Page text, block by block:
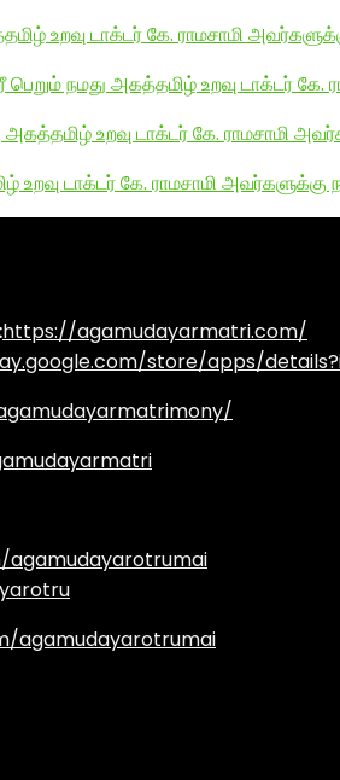
உறவு டாக்டர் கே. ராமசாமி
நமது அகத்தமிழ் உறவு டாக்டர் கே.
உறவு டாக்டர் கே. ராமசாமி
உறவு டாக்டர் கே. ராமசாமி அவர்களுக்கு
https://agamudayarmatri.com/
store/apps/
agamudayarotrumai